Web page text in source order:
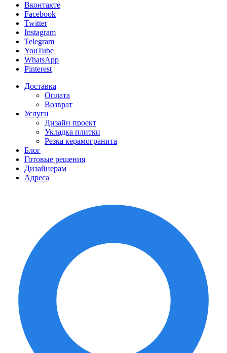
Вконтакте
Facebook
Twitter
Instagram
Telegram
YouTube
WhatsApp
Pinterest
Доставка
Оплата
Возврат
Услуги
Дизайн проект
Укладка плитки
Резка керамогранита
Блог
Готовые решения
Дизайнерам
Адреса